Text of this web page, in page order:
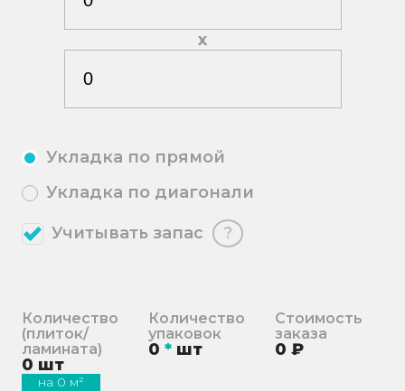
х
Укладка по прямой
Укладка по диагонали
Учитывать запас ?
Количество
(плиток/
ламината)
0 шт
на 0 м²
Количество
упаковок
0 * шт
Стоимость
заказа
0 ₽